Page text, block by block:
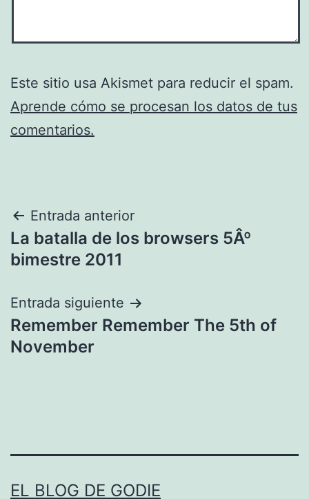
Este sitio usa Akismet para reducir el spam.
Aprende cómo se procesan los datos de tus
comentarios.
Navegación
de
Entrada anterior
La batalla de los browsers 5Âº
bimestre 2011
Entrada siguiente
Remember Remember The 5th of
November
EL BLOG DE GODIE